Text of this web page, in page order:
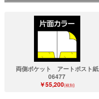
両側ポケット アートポスト紙
06477
￥55,200(税別)